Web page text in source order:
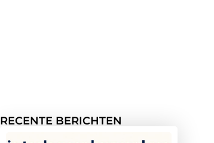
RECENTE BERICHTEN